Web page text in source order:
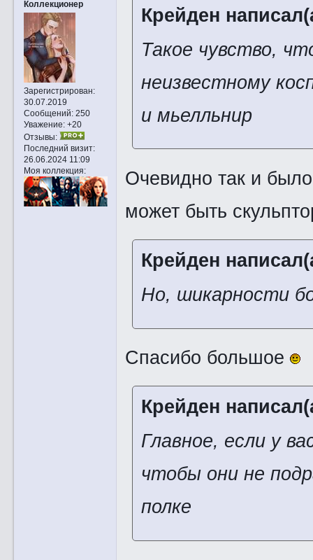
Коллекционер
Зарегистрирован:
30.07.2019
Сообщений:250
Уважение: +20
Отзывы:
Последний визит:
26.06.2024 11:09
Моя коллекция:
Крейден
Такое чувство,
неизвестному
и мьелльнир
Очевидно так и
может быть
Крейден
Но, шикарности
Спасибо большое
Крейден
Главное, если у
чтобы они не
полке